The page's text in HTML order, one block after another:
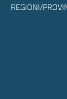
REGIONI/